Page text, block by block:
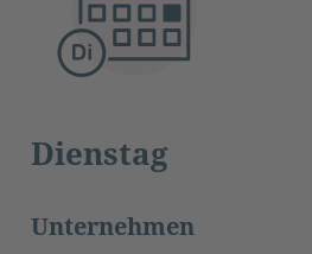
Dienstag
Unternehmen